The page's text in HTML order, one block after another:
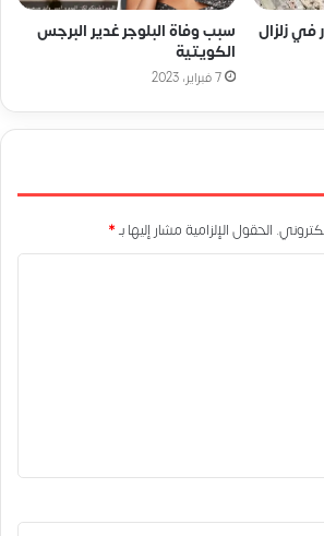
في زلزال
سبب وفاة البلوجر غدير البرجس
الكويتية
7 فبراير، 2023
الحقول الإلزامية مشار إليها بـ*